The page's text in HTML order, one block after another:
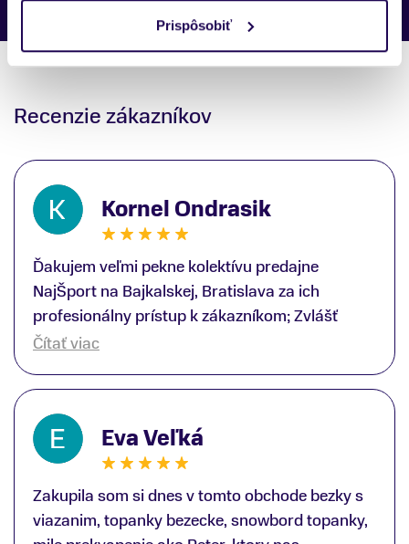
Prispôsobiť
Recenzie zákazníkov
Kornel Ondrasik
Ďakujem veľmi pekne kolektívu predajne
NajŠport na Bajkalskej, Bratislava za ich
profesionálny prístup k zákazníkom; Zvlášť
ďakujem špecialistovi Martinovi Gunišovi za
lyžiarskej obuvi, ako aj prilby.. všetko značka
Atomic; Pán Martin Guniš mi svojou
odbornosťou otvoril nové obzory a dozvedel
som sa, vďaka jeho profesionálnemu prístupu k
zákazníkovi, up-to-date informácie o nových
trendoch v lyžiarských technológiách; Z
predajne NajŠport som odchádzal s nakúpom
Čítať viac
Eva Veľká
Zakupila som si dnes v tomto obchode bezky s
viazanim, topanky bezecke, snowbord topanky,